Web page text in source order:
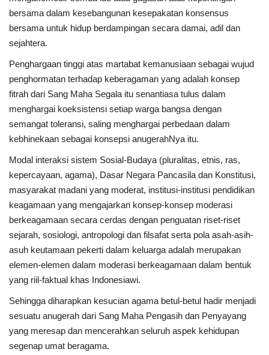
bersama dalam kesebangunan kesepakatan konsensus
bersama untuk hidup berdampingan secara damai, adil dan
sejahtera.
Penghargaan tinggi atas martabat kemanusiaan sebagai wujud
penghormatan terhadap keberagaman yang adalah konsep
fitrah dari Sang Maha Segala itu senantiasa tulus dalam
menghargai koeksistensi setiap warga bangsa dengan
semangat toleransi, saling menghargai perbedaan dalam
kebhinekaan sebagai konsepsi anugerahNya itu.
Modal interaksi sistem Sosial-Budaya (pluralitas, etnis, ras,
kepercayaan, agama), Dasar Negara Pancasila dan Konstitusi,
masyarakat madani yang moderat, institusi-institusi pendidikan
keagamaan yang mengajarkan konsep-konsep moderasi
berkeagamaan secara cerdas dengan penguatan riset-riset
sejarah, sosiologi, antropologi dan filsafat serta pola asah-asih-
asuh keutamaan pekerti dalam keluarga adalah merupakan
elemen-elemen dalam moderasi berkeagamaan dalam bentuk
yang riil-faktual khas Indonesiawi.
Sehingga diharapkan kesucian agama betul-betul hadir menjadi
sesuatu anugerah dari Sang Maha Pengasih dan Penyayang
yang meresap dan mencerahkan seluruh aspek kehidupan
segenap umat beragama.